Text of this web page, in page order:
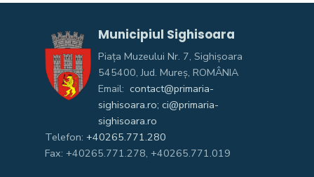
Municipiul Sighisoara
Piața Muzeului Nr. 7, Sighişoara
545400, Jud. Mureş, ROMÂNIA
Email: contact@primaria-
sighisoara.ro; ci@primaria-
sighisoara.ro
Telefon: +40265.771.280
Fax: +40265.771.278, +40265.771.019